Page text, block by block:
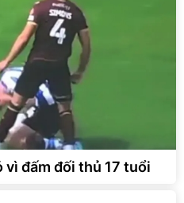
vì đấm đối thủ 17 tuổi